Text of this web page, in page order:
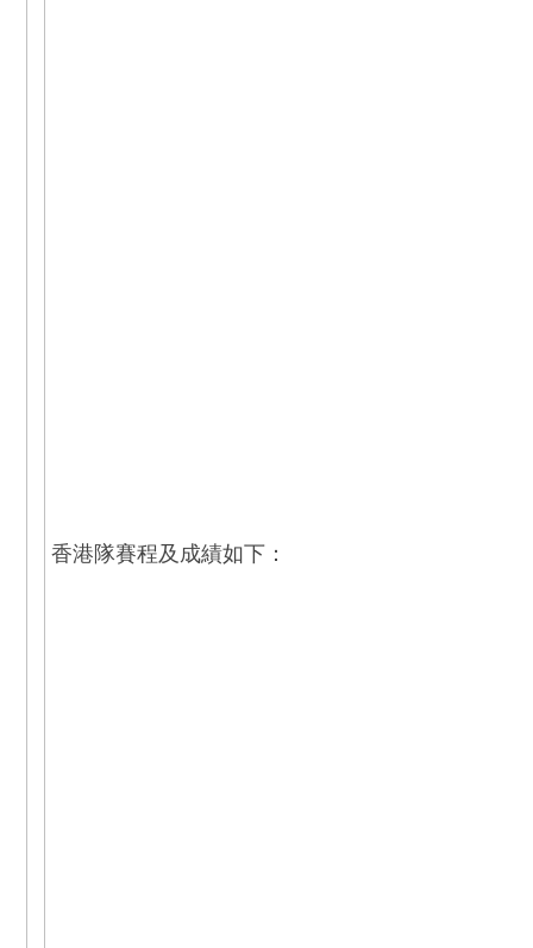
香港隊賽程及成績如下：